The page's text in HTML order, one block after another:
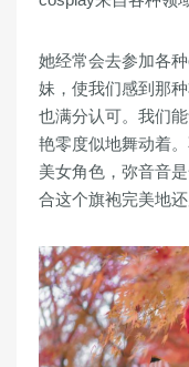
她经常会去参加各
妹，使我们感到那
也满分认可。我们
艳零度似地舞动着
美女角色，弥音音
合这个旗袍完美地还